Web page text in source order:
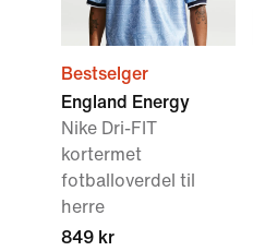
Bestselger
England Energy
Nike Dri-FIT
kortermet
fotballoverdel til
herre
849 kr